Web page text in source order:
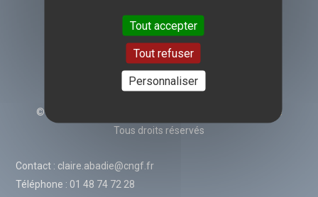
Tout accepter
Tout refuser
Personnaliser
©Copyright
Confédération des Glaciers de France
Tous droits réservés
Contact : claire.abadie@cngf.fr
Téléphone : 01 48 74 72 28